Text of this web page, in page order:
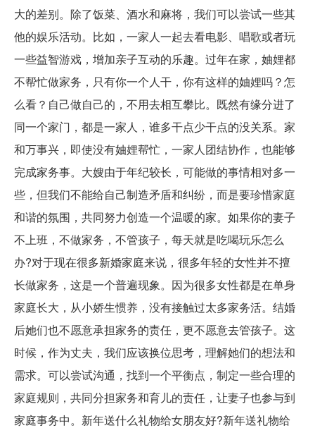
大的差别。除了饭菜、酒水和麻将，我们可以尝试一些其
他的娱乐活动。比如，一家人一起去看电影、唱歌或者玩
一些益智游戏，增加亲子互动的乐趣。过年在家，妯娌都
不帮忙做家务，只有你一个人干，你有这样的妯娌吗？怎
么看？自己做自己的，不用去相互攀比。既然有缘分进了
同一个家门，都是一家人，谁多干点少干点的没关系。家
和万事兴，即使没有妯娌帮忙，一家人团结协作，也能够
完成家务事。大嫂由于年纪较长，可能做的事情相对多一
些，但我们不能给自己制造矛盾和纠纷，而是要珍惜家庭
和谐的氛围，共同努力创造一个温暖的家。如果你的妻子
不上班，不做家务，不管孩子，每天就是吃喝玩乐怎么
办?对于现在很多新婚家庭来说，很多年轻的女性并不擅
长做家务，这是一个普遍现象。因为很多女性都是在单身
家庭长大，从小娇生惯养，没有接触过太多家务活。结婚
后她们也不愿意承担家务的责任，更不愿意去管孩子。这
时候，作为丈夫，我们应该换位思考，理解她们的想法和
需求。可以尝试沟通，找到一个平衡点，制定一些合理的
家庭规则，共同分担家务和育儿的责任，让妻子也参与到
家庭事务中。新年送什么礼物给女朋友好?新年送礼物给